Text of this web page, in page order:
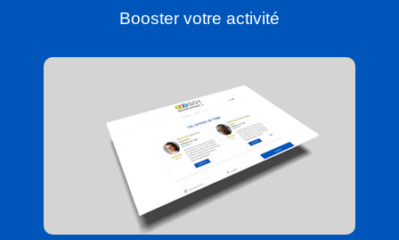
Booster votre activité